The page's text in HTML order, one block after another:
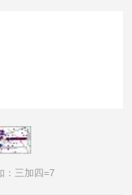
：三加四=7